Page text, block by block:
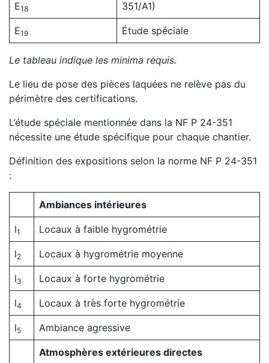
E18
351/A1)
E19 Étude spéciale
Le tableau indique les minima requis.
Le lieu de pose des pièces laquées ne relève pas du
périmètre des certifications.
L’étude spéciale mentionnée dans la NF P 24-351
nécessite une étude spécifique pour chaque chantier.
Définition des expositions selon la norme NF P 24-351
:
Ambiances intérieures
l1 Locaux à faible hygrométrie
l2 Locaux à hygrométrie moyenne
l3 Locaux à forte hygrométrie
l4 Locaux à très forte hygrométrie
l5 Ambiance agressive
Atmosphères extérieures directes